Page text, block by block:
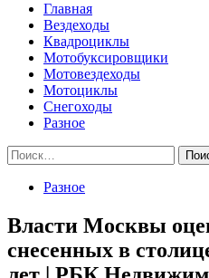
Главная
Вездеходы
Квадроциклы
Мотобуксировщики
Мотовездеходы
Мотоциклы
Снегоходы
Разное
Найти:
Разное
Власти Москвы
снесенных в